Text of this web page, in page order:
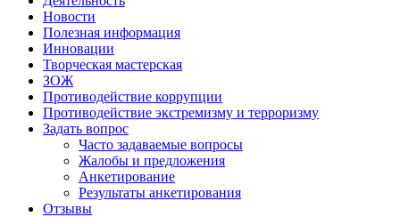
Новости
Полезная информация
Инновации
Творческая мастерская
ЗОЖ
Противодействие коррупции
Противодействие экстремизму и терроризму
Задать вопрос
Часто задаваемые вопросы
Жалобы и предложения
Анкетирование
Результаты анкетирования
Отзывы